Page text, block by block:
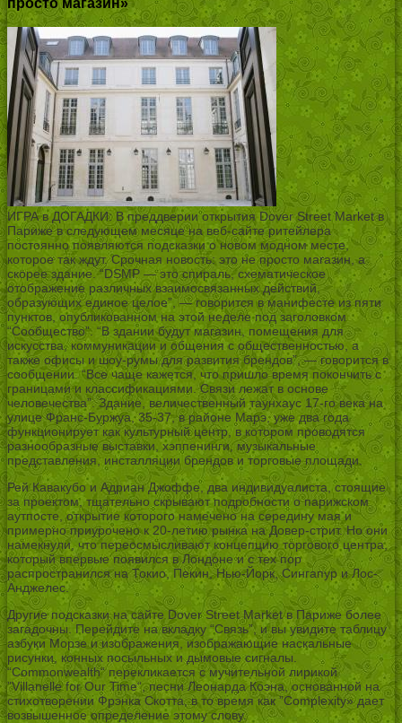
ИГРА в ДОГАДКИ: В преддверии открытия Dover Street Market в
Париже в следующем месяце на веб-сайте ритейлера
постоянно появляются подсказки о новом модном месте,
которое так ждут. Срочная новость: это не просто магазин, а
скорее здание. “DSMP — это спираль, схематическое
отображение различных взаимосвязанных действий,
образующих единое целое”, — говорится в манифесте из пяти
пунктов, опубликованном на этой неделе под заголовком
“Сообщество”. “В здании будут магазин, помещения для
искусства, коммуникации и общения с общественностью, а
также офисы и шоу-румы для развития брендов”, — говорится в
сообщении. “Все чаще кажется, что пришло время покончить с
границами и классификациями. Связи лежат в основе
человечества”. Здание, величественный таунхаус 17-го века на
улице Франс-Буржуа, 35-37, в районе Марэ, уже два года
функционирует как культурный центр, в котором проводятся
разнообразные выставки, хэппенинги, музыкальные
представления, инсталляции брендов и торговые площади.
Рей Кавакубо и Адриан Джоффе, два индивидуалиста, стоящие
за проектом, тщательно скрывают подробности о парижском
аутпосте, открытие которого намечено на середину мая и
примерно приурочено к 20-летию рынка на Довер-стрит. Но они
намекнули, что переосмысливают концепцию торгового центра,
который впервые появился в Лондоне и с тех пор
распространился на Токио, Пекин, Нью-Йорк, Сингапур и Лос-
Анджелес.
Другие подсказки на сайте Dover Street Market в Париже более
загадочны. Перейдите на вкладку “Связь”, и вы увидите таблицу
азбуки Морзе и изображения, изображающие наскальные
рисунки, конных посыльных и дымовые сигналы.
“Commonwealth“ перекликается с мучительной лирикой
”Villanelle for Our Time“, песни Леонарда Коэна, основанной на
стихотворении Фрэнка Скотта, в то время как ”Complexity» дает
возвышенное определение этому слову.